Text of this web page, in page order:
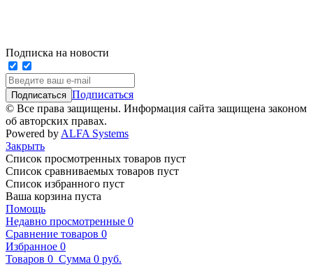
Подписка на новости
Подписаться
© Все права защищены. Информация сайта защищена законом
об авторских правах.
Powered by ALFA Systems
Закрыть
Список просмотренных товаров пуст
Список сравниваемых товаров пуст
Список избранного пуст
Ваша корзина пуста
Помощь
Недавно просмотренные 0
Сравнение товаров 0
Избранное 0
Товаров 0 Сумма 0 руб.